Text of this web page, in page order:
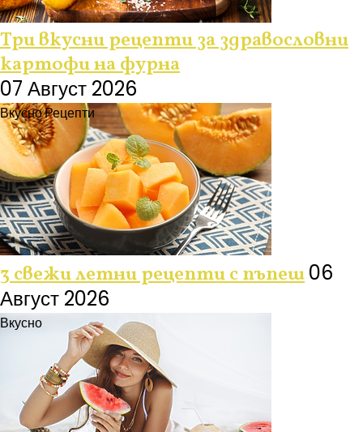
Три вкусни рецепти за здравословни
картофи на фурна
07 Август 2026
ВкусноРецепти
3 свежи летни рецепти с пъпеш06
Август 2026
Вкусно